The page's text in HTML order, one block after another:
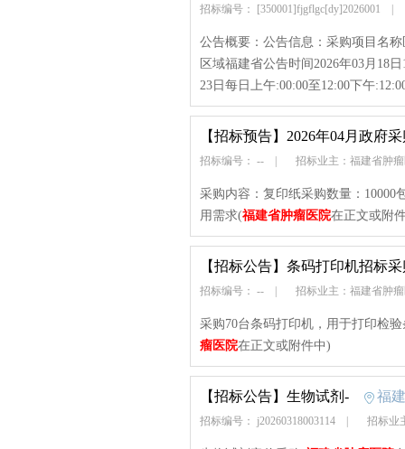
招标编号： [350001]fjgflgc[dy]2026001
公告概要：公告信息：采购项目名
区域福建省公告时间2026年03月18
23日每日上午:00:00至12:00下午
【招标预告】 2026年04月政府
招标编号： -- 招标业主：福建省肿
采购内容：复印纸采购数量：10000
用需求(福建省肿瘤医院在正文或附
【招标公告】 条码打印机招标
招标编号： -- 招标业主：福建省肿
采购70台条码打印机，用于打印检
瘤医院在正文或附件中)
【招标公告】 生物试剂- 福建
招标编号： j20260318003114 招标业